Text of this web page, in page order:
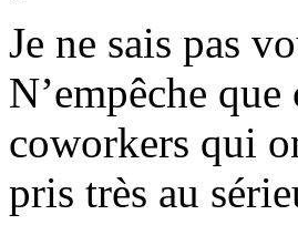
Je ne sais pas
N’empêche
coworkers qui
pris très au